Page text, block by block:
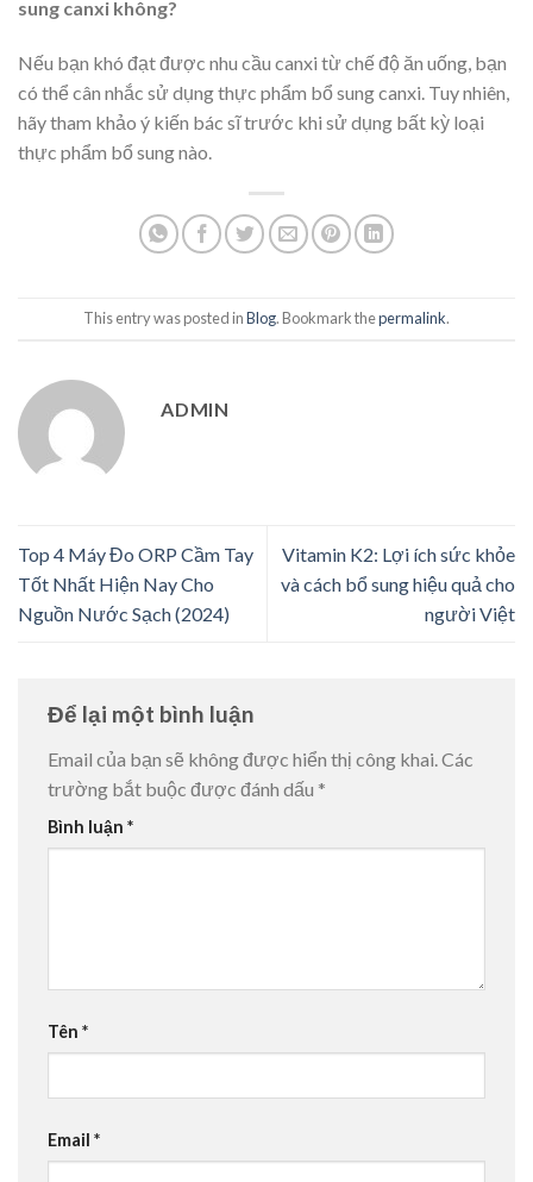
sung canxi không?
Nếu bạn khó đạt được nhu cầu canxi từ chế độ ăn uống, bạn
có thể cân nhắc sử dụng thực phẩm bổ sung canxi. Tuy nhiên,
hãy tham khảo ý kiến bác sĩ trước khi sử dụng bất kỳ loại
thực phẩm bổ sung nào.
This entry was posted inBlog. Bookmark thepermalink.
ADMIN
Top 4 Máy Đo ORP Cầm Tay
Tốt Nhất Hiện Nay Cho
Nguồn Nước Sạch (2024)
Vitamin K2: Lợi ích sức khỏe
và cách bổ sung hiệu quả cho
người Việt
Để lại một bình luận
Email của bạn sẽ không được hiển thị công khai.Các
trường bắt buộc được đánh dấu *
Bình luận *
Tên *
Email *